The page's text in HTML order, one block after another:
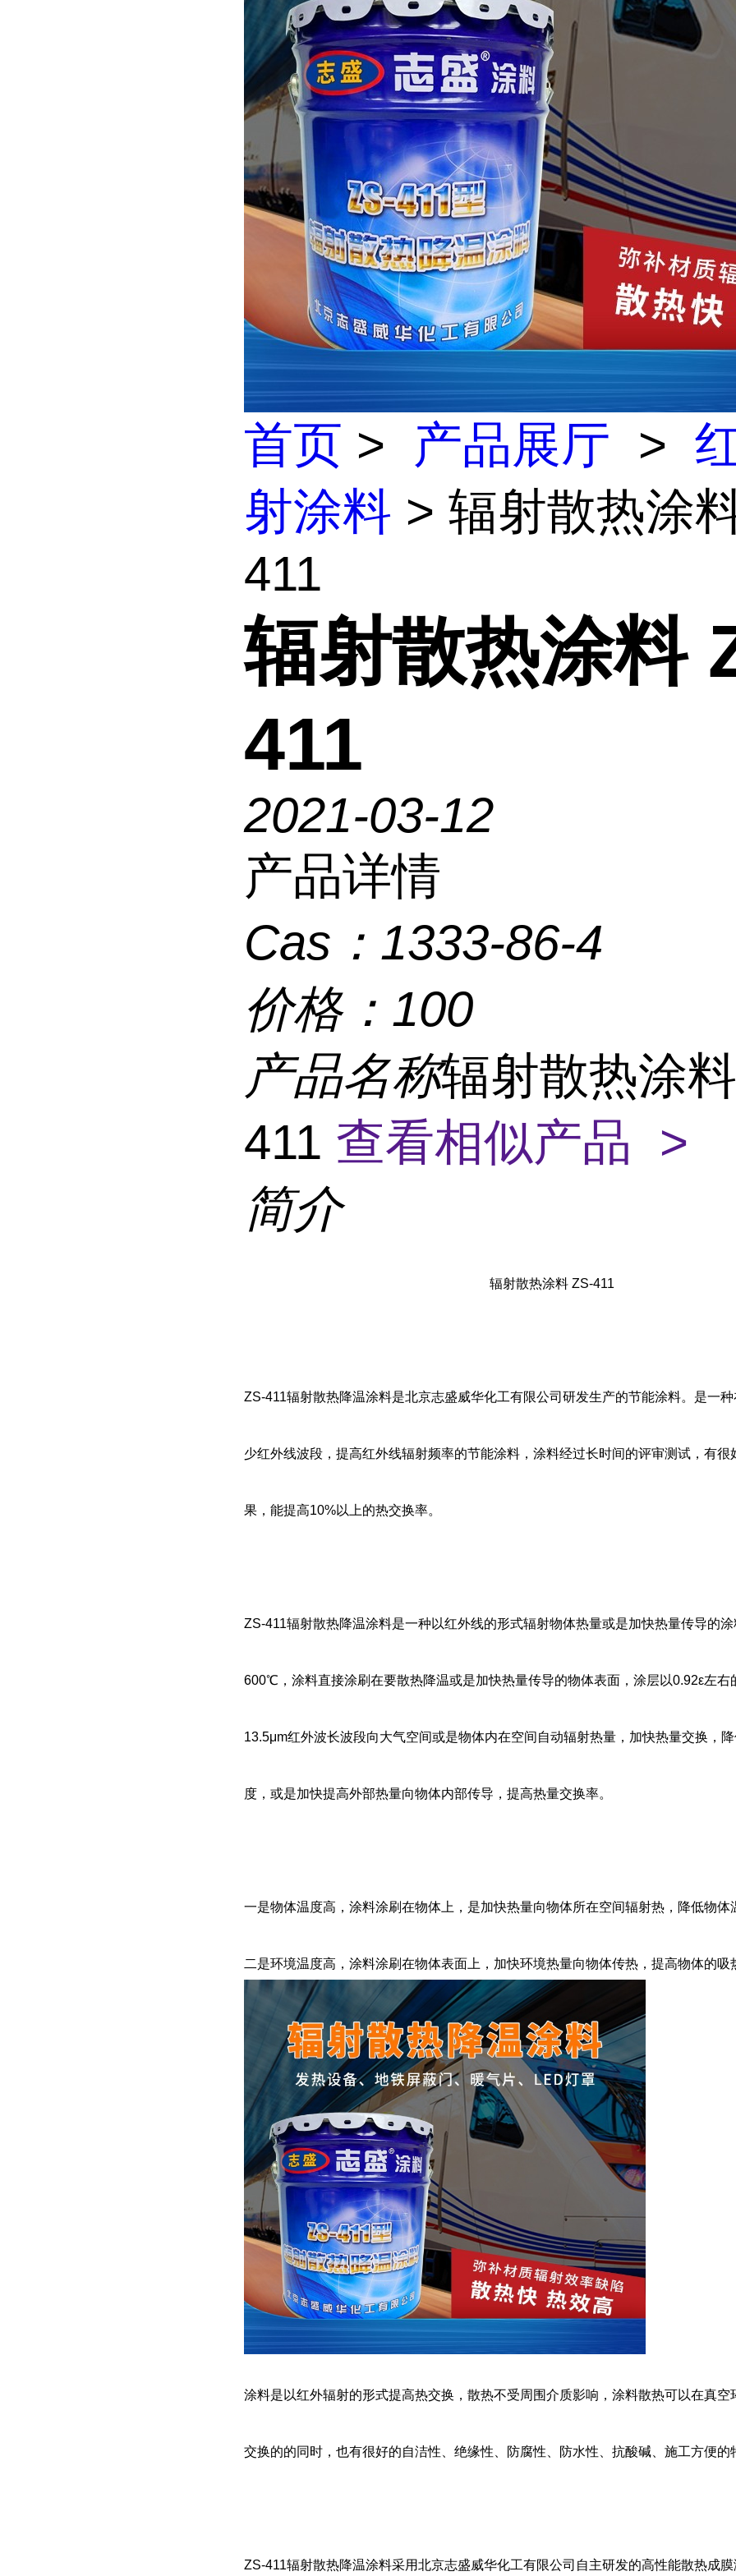
首页 > 产品展厅 >
射涂料 > 辐射散热涂
411
辐射散热涂料
411
2021-03-12
产品详情
Cas： 1333-86-4
价格： 100
产品名称辐射散热涂
411 查看相似产品 >
简介
辐射散热涂料 ZS-411
ZS-411辐射散热降温涂料是北京志盛威华化工有限公司研发生产的节能涂料。是一
少红外线波段，提高红外线辐射频率的节能涂料，涂料经过长时间的评审测试，有很
果，能提高10%以上的热交换率。
ZS-411辐射散热降温涂料是一种以红外线的形式辐射物体热量或是加快热量传导的
600℃，涂料直接涂刷在要散热降温或是加快热量传导的物体表面，涂层以0.92ε左右
13.5μm红外波长波段向大气空间或是物体内在空间自动辐射热量，加快热量交换，
度，或是加快提高外部热量向物体内部传导，提高热量交换率。
一是物体温度高，涂料涂刷在物体上，是加快热量向物体所在空间辐射热，降低物体
二是环境温度高，涂料涂刷在物体表面上，加快环境热量向物体传热，提高物体的吸
涂料是以红外辐射的形式提高热交换，散热不受周围介质影响，涂料散热可以在真空
交换的的同时，也有很好的自洁性、绝缘性、防腐性、防水性、抗酸碱、施工方便的
ZS-411辐射散热降温涂料采用北京志盛威华化工有限公司自主研发的高性能散热成